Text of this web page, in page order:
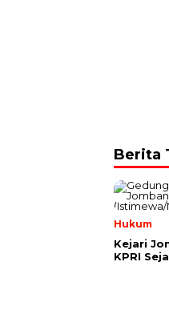
Berita
Hukum
Kejari
KPRI